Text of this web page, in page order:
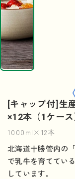
[キャップ付]生
×12本（1ケース
1000ml×12本
北海道十勝管内の
で乳牛を育ててい
しています。